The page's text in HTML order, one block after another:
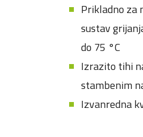
Prikladno za
sustav
do 75 °C
Izrazito tihi
stambenim
Izvanredna